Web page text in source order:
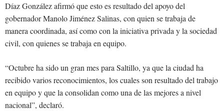
Díaz González afirmó que esto es resultado del apoyo del
gobernador Manolo Jiménez Salinas, con quien se trabaja de
manera coordinada, así como con la iniciativa privada y la sociedad
civil, con quienes se trabaja en equipo.
“Octubre ha sido un gran mes para Saltillo, ya que la ciudad ha
recibido varios reconocimientos, los cuales son resultado del trabajo
en equipo y que la consolidan como una de las mejores a nivel
nacional”, declaró.